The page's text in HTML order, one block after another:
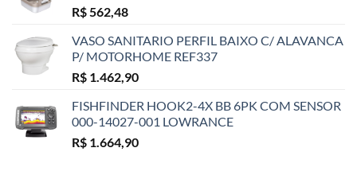
R$562,48
VASO SANITARIO PERFIL BAIXO C/ ALAVANCA
P/ MOTORHOME REF337
R$ 1.462,90
FISHFINDER HOOK2-4X BB 6PK COM SENSOR
000-14027-001 LOWRANCE
R$ 1.664,90